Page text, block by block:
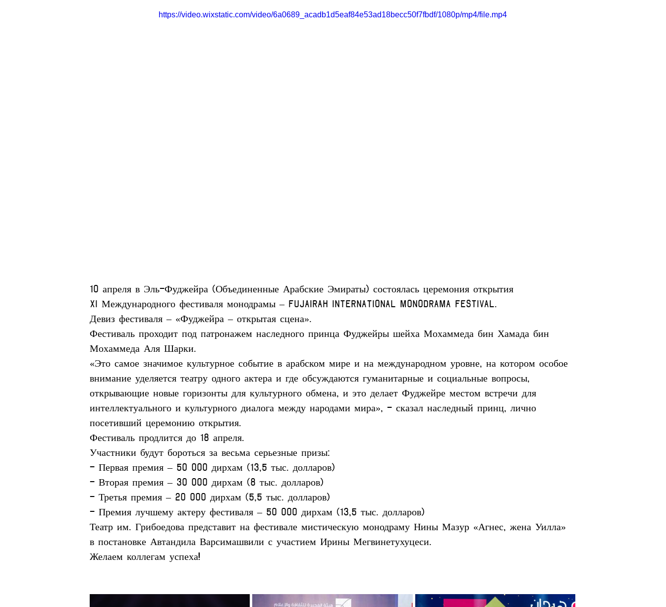
https://video.wixstatic.com/video/6a0689_acadb1d5eaf84e53ad18becc50f7fbdf/1080p/mp4/file.mp4
10 апреля в Эль-Фуджейра (Объединенные Арабские Эмираты) состоялась церемония открытия
XI Международного фестиваля монодрамы – Fujairah International Monodrama Festival.
Девиз фестиваля – «Фуджейра – открытая сцена».
Фестиваль проходит под патронажем наследного принца Фуджейры шейха Мохаммеда бин Хамада бин
Мохаммеда Аля Шарки.
«Это самое значимое культурное событие в арабском мире и на международном уровне, на котором особое
внимание уделяется театру одного актера и где обсуждаются гуманитарные и социальные вопросы,
открывающие новые горизонты для культурного обмена, и это делает Фуджейре местом встречи для
интеллектуального и культурного диалога между народами мира», - сказал наследный принц, лично
посетивший церемонию открытия.
Фестиваль продлится до 18 апреля.
Участники будут бороться за весьма серьезные призы:
- Первая премия – 50 000 дирхам (13,5 тыс. долларов)
- Вторая премия – 30 000 дирхам (8 тыс. долларов)
- Третья премия – 20 000 дирхам (5,5 тыс. долларов)
- Премия лучшему актеру фестиваля – 50 000 дирхам (13,5 тыс. долларов)
Театр им. Грибоедова представит на фестивале мистическую монодраму Нины Мазур «Агнес, жена Уилла»
в постановке Автандила Варсимашвили с участием Ирины Мегвинетухуцеси.
Желаем коллегам успеха!